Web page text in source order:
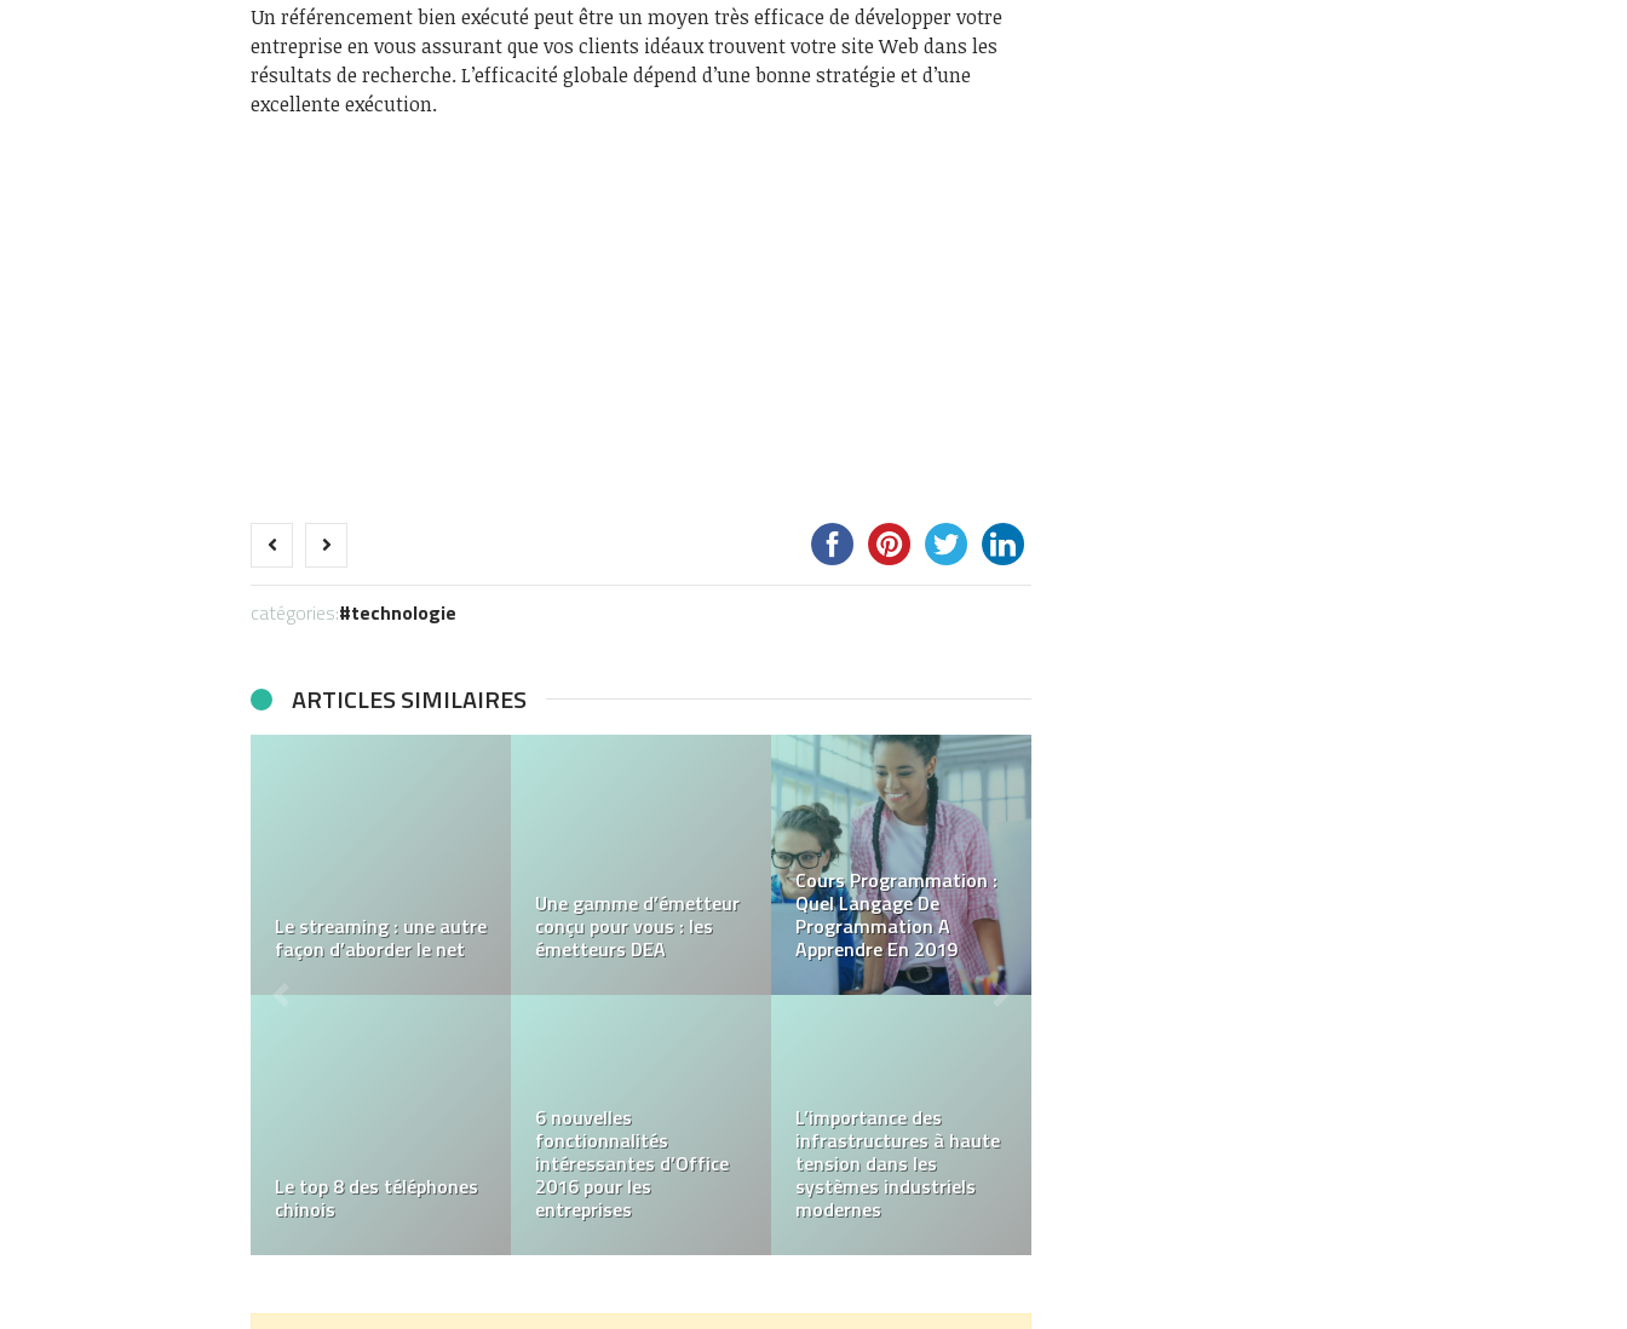
Un référencement bien exécuté peut être un moyen très efficace de développer votre
entreprise en vous assurant que vos clients idéaux trouvent votre site Web dans les
résultats de recherche. L’efficacité globale dépend d’une bonne stratégie et d’une
excellente exécution.
catégories: technologie
ARTICLES SIMILAIRES
avantages pour vos
ventes ?
COMMENT CRÉER UN
SITE WEB
Comment envoyer des
sms anonymes ?
télécommande NICE
ON2E
Pourquoi adopter un
coffre-fort numérique
pour vos données
personnelles et
professionnelles ?
Comment voir et
signaler une coupure
d’électricité en direct :
Guide pratique